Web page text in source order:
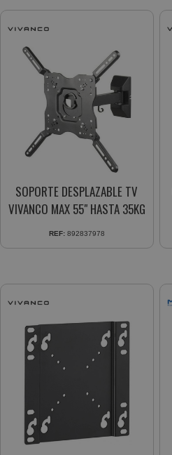
SOPORTE DESPLAZABLE TV
VIVANCO MAX 55" HASTA 35KG
REF: 892837978